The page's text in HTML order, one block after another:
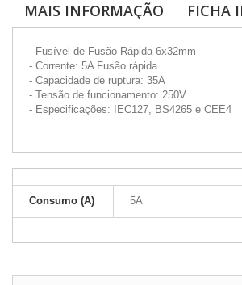
MAIS INFORMAÇÃO FICHA
- Fusível de Fusão Rápida 6x32mm
- Corrente: 5A Fusão rápida
- Capacidade de ruptura: 35A
- Tensão de funcionamento: 250V
- Especificações: IEC127, BS4265 e CEE4
Consumo (A) 5A